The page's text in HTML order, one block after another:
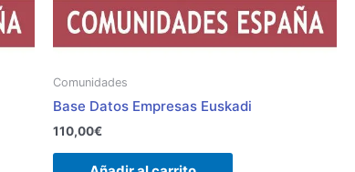
Comunidades
Base Datos Empresas Euskadi
110,00€